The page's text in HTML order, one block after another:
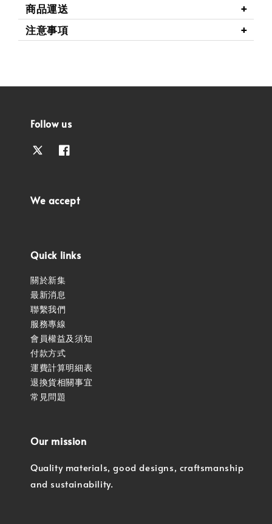
商品運送
注意事項
Follow us
We accept
Quick links
關於新集
最新消息
聯繫我們
服務專線
會員權益及須知
付款方式
運費計算明細表
退換貨相關事宜
常見問題
Our mission
Quality materials, good designs, craftsmanship
and sustainability.